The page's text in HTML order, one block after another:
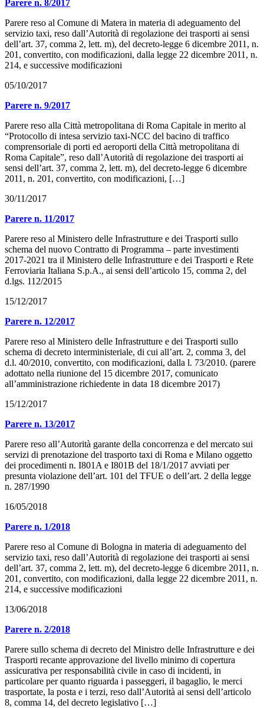
Parere n. 8/2017
Parere reso al Comune di Matera in materia di adeguamento del
servizio taxi, reso dall’Autorità di regolazione dei trasporti ai sensi
dell’art. 37, comma 2, lett. m), del decreto-legge 6 dicembre 2011, n.
201, convertito, con modificazioni, dalla legge 22 dicembre 2011, n.
214, e successive modificazioni
05/10/2017
Parere n. 9/2017
Parere reso alla Città metropolitana di Roma Capitale in merito al
“Protocollo di intesa servizio taxi-NCC del bacino di traffico
comprensoriale di porti ed aeroporti della Città metropolitana di
Roma Capitale”, reso dall’Autorità di regolazione dei trasporti ai
sensi dell’art. 37, comma 2, lett. m), del decreto-legge 6 dicembre
2011, n. 201, convertito, con modificazioni, […]
30/11/2017
Parere n. 11/2017
Parere reso al Ministero delle Infrastrutture e dei Trasporti sullo
schema del nuovo Contratto di Programma – parte investimenti
2017-2021 tra il Ministero delle Infrastrutture e dei Trasporti e Rete
Ferroviaria Italiana S.p.A., ai sensi dell’articolo 15, comma 2, del
d.lgs. 112/2015
15/12/2017
Parere n. 12/2017
Parere reso al Ministero delle Infrastrutture e dei Trasporti sullo
schema di decreto interministeriale, di cui all’art. 2, comma 3, del
d.l. 40/2010, convertito, con modificazioni, dalla l. 73/2010. (parere
adottato nella riunione del 15 dicembre 2017, comunicato
all’amministrazione richiedente in data 18 dicembre 2017)
15/12/2017
Parere n. 13/2017
Parere reso all’Autorità garante della concorrenza e del mercato sui
servizi di prenotazione del trasporto taxi di Roma e Milano oggetto
dei procedimenti n. I801A e I801B del 18/1/2017 avviati per
presunta violazione dell’art. 101 del TFUE o dell’art. 2 della legge
n. 287/1990
16/05/2018
Parere n. 1/2018
Parere reso al Comune di Bologna in materia di adeguamento del
servizio taxi, reso dall’Autorità di regolazione dei trasporti ai sensi
dell’art. 37, comma 2, lett. m), del decreto-legge 6 dicembre 2011, n.
201, convertito, con modificazioni, dalla legge 22 dicembre 2011, n.
214, e successive modificazioni
13/06/2018
Parere n. 2/2018
Parere sullo schema di decreto del Ministro delle Infrastrutture e dei
Trasporti recante approvazione del livello minimo di copertura
assicurativa per responsabilità civile in caso di incidenti, in
particolare per quanto riguarda i passeggeri, il bagaglio, le merci
trasportate, la posta e i terzi, reso dall’Autorità ai sensi dell’articolo
8, comma 14, del decreto legislativo […]